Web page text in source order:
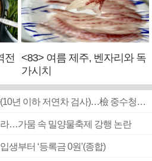
전
<83> 여름 제주, 벤자리와 독
가시치
■ 검사 신분 버리고 직급하향(10년 이하 저연차 검사)…檢 중수청행 기피
…가뭄 속 밀양물축제 강행 논란
생부터 ‘등록금 0원’(종합)